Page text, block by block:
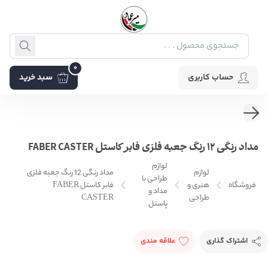
حساب کاربری سبد خرید
0
مداد رنگی 12 رنگ جعبه فلزی فابر کاستل FABER CASTER
فروشگاه
لوازم
هنری و
طراحی
لوازم
طراحی با
مداد و
پاستل
مداد رنگی 12 رنگ جعبه فلزی
فابر کاستل FABER
CASTER
اشتراک گذاری علاقه مندی